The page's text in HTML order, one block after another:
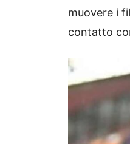
muovere i
contatto